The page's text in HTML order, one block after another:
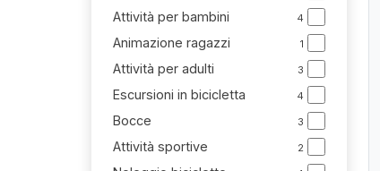
Attività per bambini 4
Animazione ragazzi 1
Attività per adulti 3
Escursioni in bicicletta 4
Bocce 3
Attività sportive 2